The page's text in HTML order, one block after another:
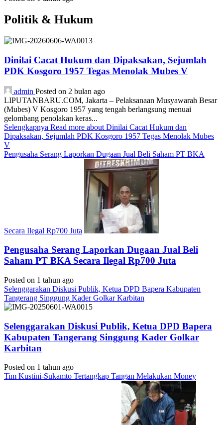
Politik & Hukum
Dinilai Cacat Hukum dan Dipaksakan, Sejumlah
PDK Kosgoro 1957 Tegas Menolak Mubes V
admin Posted on 2 bulan ago
LIPUTANBARU.COM, Jakarta – Pelaksanaan Musyawarah Besar
(Mubes) V Kosgoro 1957 yang tengah berlangsung menuai
gelombang penolakan keras...
Selengkapnya Read more about Dinilai Cacat Hukum dan
Dipaksakan, Sejumlah PDK Kosgoro 1957 Tegas Menolak Mubes
V
Pengusaha Serang Laporkan Dugaan Jual Beli Saham PT BKA
Secara Ilegal Rp700 Juta
Pengusaha Serang Laporkan Dugaan Jual Beli
Saham PT BKA Secara Ilegal Rp700 Juta
Posted on 1 tahun ago
Selenggarakan Diskusi Publik, Ketua DPD Bapera Kabupaten
Tangerang Singgung Kader Golkar Karbitan
Selenggarakan Diskusi Publik, Ketua DPD Bapera
Kabupaten Tangerang Singgung Kader Golkar
Karbitan
Posted on 1 tahun ago
Tim Kustini-Sukamto Tertangkap Tangan Melakukan Money